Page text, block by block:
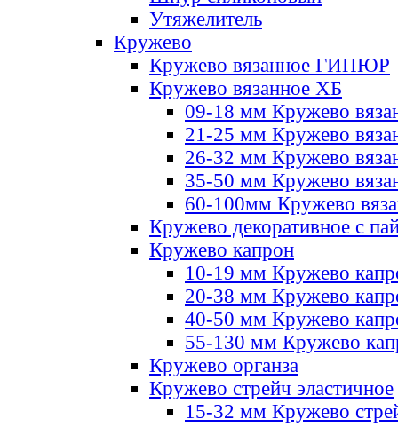
Утяжелитель
Кружево
Кружево вязанное ГИПЮР
Кружево вязанное ХБ
09-18 мм Кружево
21-25 мм Кружево
26-32 мм Кружево
35-50 мм Кружево
60-100мм Кружево
Кружево декоративное с
Кружево капрон
10-19 мм Кружево
20-38 мм Кружево
40-50 мм Кружево
55-130 мм Кружево
Кружево органза
Кружево стрейч эластичное
15-32 мм Кружево